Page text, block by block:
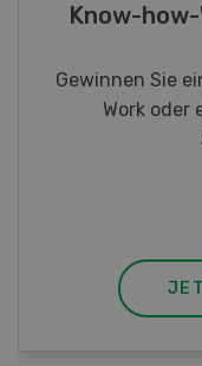
Know-
Gewinnen Sie
Work oder